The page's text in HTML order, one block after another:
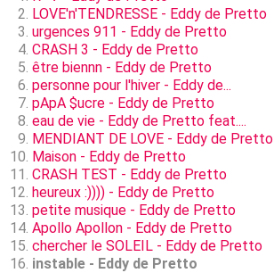
LOVE'n'TENDRESSE - Eddy de Pretto
urgences 911 - Eddy de Pretto
CRASH 3 - Eddy de Pretto
être biennn - Eddy de Pretto
personne pour l'hiver - Eddy de...
pApA $ucre - Eddy de Pretto
eau de vie - Eddy de Pretto feat....
MENDIANT DE LOVE - Eddy de Pretto
Maison - Eddy de Pretto
CRASH TEST - Eddy de Pretto
heureux :)))) - Eddy de Pretto
petite musique - Eddy de Pretto
Apollo Apollon - Eddy de Pretto
chercher le SOLEIL - Eddy de Pretto
instable - Eddy de Pretto